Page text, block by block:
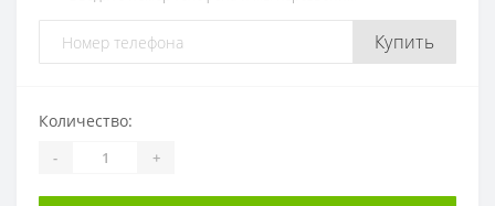
Купить
Количество:
- +